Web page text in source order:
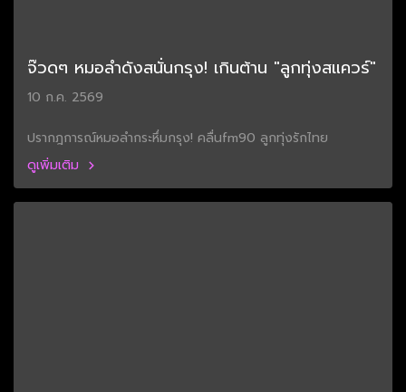
จ๊วดๆ หมอลำดังสนั่นกรุง! เกินต้าน "ลูกทุ่งสแควร์"
10 ก.ค. 2569
ปรากฎการณ์หมอลำกระหึ่มกรุง! คลื่นfm90 ลูกทุ่งรักไทย
ดูเพิ่มเติม